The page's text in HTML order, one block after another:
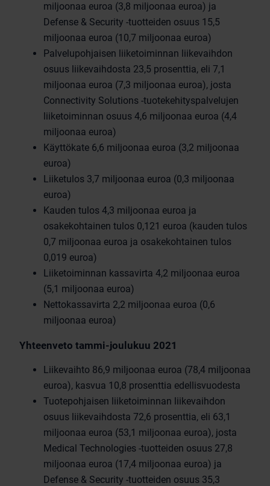
miljoonaa euroa (3,8 miljoonaa euroa) ja
Defense & Security -tuotteiden osuus 15,5
miljoonaa euroa (10,7 miljoonaa euroa)
Palvelupohjaisen liiketoiminnan liikevaihdon
osuus liikevaihdosta 23,5 prosenttia, eli 7,1
miljoonaa euroa (7,3 miljoonaa euroa), josta
Connectivity Solutions -tuotekehityspalvelujen
liiketoiminnan osuus 4,6 miljoonaa euroa (4,4
miljoonaa euroa)
Käyttökate 6,6 miljoonaa euroa (3,2 miljoonaa
euroa)
Liiketulos 3,7 miljoonaa euroa (0,3 miljoonaa
euroa)
Kauden tulos 4,3 miljoonaa euroa ja
osakekohtainen tulos 0,121 euroa (kauden tulos
0,7 miljoonaa euroa ja osakekohtainen tulos
0,019 euroa)
Liiketoiminnan kassavirta 4,2 miljoonaa euroa
(5,1 miljoonaa euroa)
Nettokassavirta 2,2 miljoonaa euroa (0,6
miljoonaa euroa)
Yhteenveto tammi-joulukuu 2021
Liikevaihto 86,9 miljoonaa euroa (78,4 miljoonaa
euroa), kasvua 10,8 prosenttia edellisvuodesta
Tuotepohjaisen liiketoiminnan liikevaihdon
osuus liikevaihdosta 72,6 prosenttia, eli 63,1
miljoonaa euroa (53,1 miljoonaa euroa), josta
Medical Technologies -tuotteiden osuus 27,8
miljoonaa euroa (17,4 miljoonaa euroa) ja
Defense & Security -tuotteiden osuus 35,3